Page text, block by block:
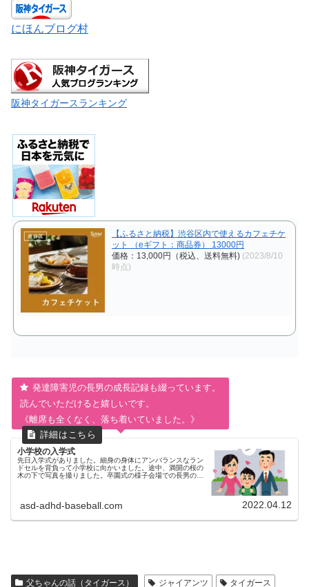
にほんブログ村
阪神タイガースランキング
【ふるさと納税】渋谷区内で使えるカフェチケ
ット （eギフト：商品券） 13000円
価格：13,000円（税込、送料無料) (2023/8/10
時点)
発達障害児の長男の成長記録も綴っています。
読んでいただけると嬉しいです。
《離席も全くなく、落ち着いていました。》
小学校の入学式
先日入学式がありました。細身の身体にアンバランスなラン
ドセルを背負って小学校に向かいました。途中、満開の桜の
木の下で写真を撮りました。卒園式の様子会場での長男の様
asd-adhd-baseball.com 2022.04.12
父ちゃんの話（タイガース） ジャイアンツ タイガース